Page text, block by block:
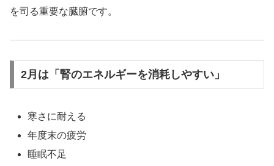
を司る重要な臓腑です。
2月は「腎のエネルギーを消耗しやすい」
寒さに耐える
年度末の疲労
睡眠不足